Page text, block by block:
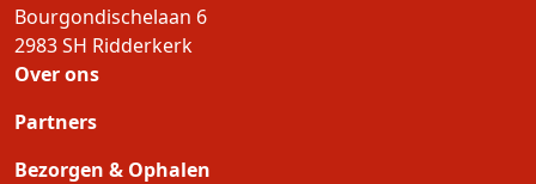
Bourgondischelaan 6
2983 SH Ridderkerk
Over ons
Partners
Bezorgen & Ophalen